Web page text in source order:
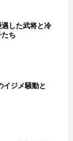
遇した武将と冷
ち
イジメ騒動と